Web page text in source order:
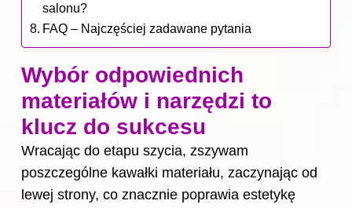
salonu?
FAQ – Najczęściej zadawane pytania
Wybór odpowiednich
materiałów i narzędzi to
klucz do sukcesu
Wracając do etapu szycia, zszywam
poszczególne kawałki materiału, zaczynając od
lewej strony, co znacznie poprawia estetykę